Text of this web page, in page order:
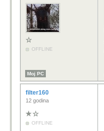
OFFLINE
Moj PC
filter160
12 godina
OFFLINE